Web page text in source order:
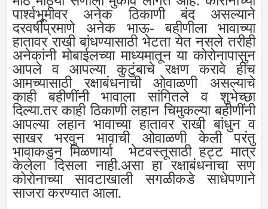
पार्श्वभूमीवर अनेक ठिकाणी बंद असल्याने
दरवर्षीप्रमाणे अनेक भाऊ- बहीणीला भावाच्या
हातावर राखी बांधण्यासाठी भेटता येत नसले तरीही
अनेकांनी मोबाईलच्या माध्यमातून या कोरोनापासुन
आपले व आपल्या कुटुंबाचे रक्षण करावे हीच
आमच्यासाठी रक्षाबंधनाची ओवाळणी असल्याचे
काही बहीणींनी भावाला सांगितले व शुभेच्छा
दिल्या.तर काही ठिकाणी लहान चिमुकल्या बहीणींनी
आपल्या लहान भावाच्या हातावर राखी बांधुन व
साखर भरवुन भावाची ओवाळणी केली परंतु
भावाकडुन मिळणार्या भेटवस्तूसाठी हट्ट मात्र
केलेला दिसला नाही.असा हा रक्षाबंधनाचा सण
कोरोनाच्या सावटाखाली सगळीकडे साधेपणाने
साजरा करण्यात आला.